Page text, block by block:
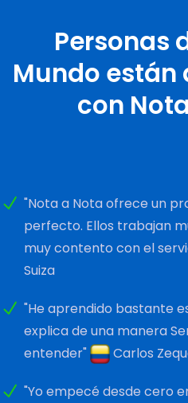
Personas
Mundo
con
"Nota a Nota ofrece un
perfecto. Ellos trabajan
muy contento con el
Suiza
"He aprendido bastante
explica de una manera
entender"
Carlos
"Yo empecé desde cero